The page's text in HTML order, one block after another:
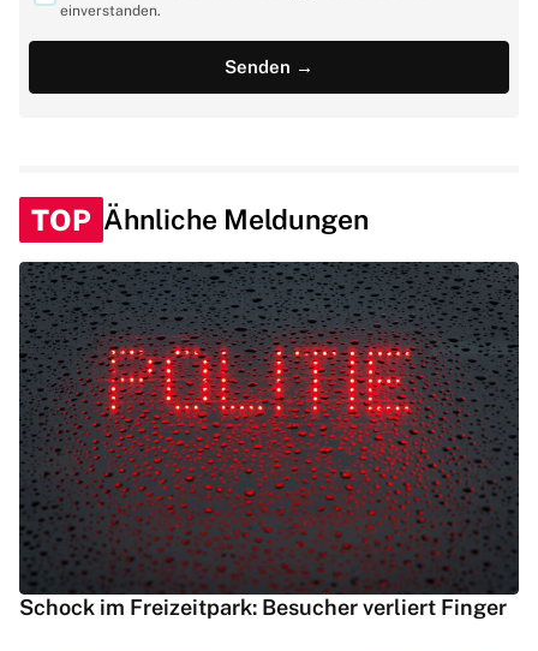
einverstanden.
TOP Ähnliche Meldungen
Schock im Freizeitpark: Besucher verliert Finger